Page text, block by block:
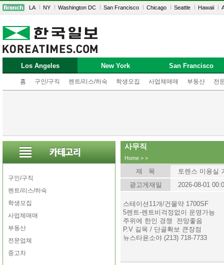
LA NY Washington DC San Francisco Chicago Seattle Hawaii
Los Angeles
홈 구인/구직 렌트/리스/하숙 학생모집 사업체매매 부동산 전
New York San Francisco
구인/구직
렌트/리스/하숙
학생모집
사업체매매
부동산
전문업체
중고차
사무직
Home > >
제 목
토렌스 미용실
광고게재일
2026-08-01
스테이션11개/건물약 1700SF
5렌트-렌트비걱정없이 운영가능
주위에 한인 경쟁 전망좋음
P.V 길목 / 단골확보 큰장점
뉴스타윤소야 (213) 718-7733